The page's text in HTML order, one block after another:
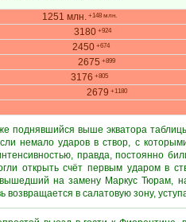
1251 млн. +148 млн.
3180 +924
2450 +674
2675 +899
3176 +805
2679 +1180
поднявшийся выше экватора
немало ударов в створ, с
правда, постоянно
открыть счёт первым ударом в
на замену Маркус Тюрам,
возвращается в салатовую зону,